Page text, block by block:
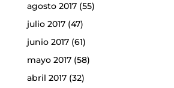
agosto 2017(55)
julio 2017(47)
junio 2017(61)
mayo 2017(58)
abril 2017(32)